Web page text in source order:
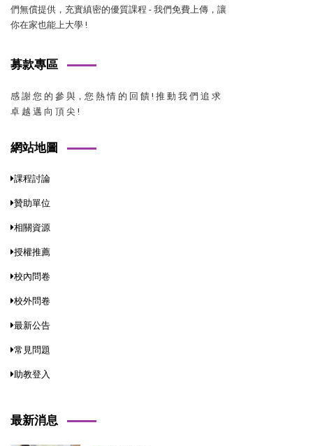
們無償提供，充實縝密的優質課程 - 我們免費上傳，讓
你在家也能上大學 !
募款專區
感 謝 您 的 參 與，您 熱 情 的 回 饋 ! 推 動 我 們 追 求
卓 越 邁 向 頂 尖 !
網站地圖
課程討論
贊助單位
相關資源
授權推薦
校內問卷
校外問卷
最新公告
常見問題
助教登入
最新消息